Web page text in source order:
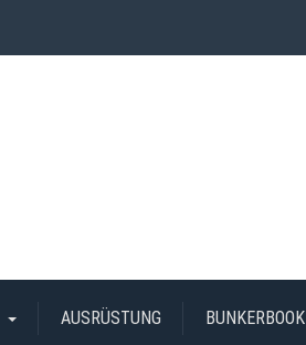
AUSRÜSTUNG BUNKERBOOK